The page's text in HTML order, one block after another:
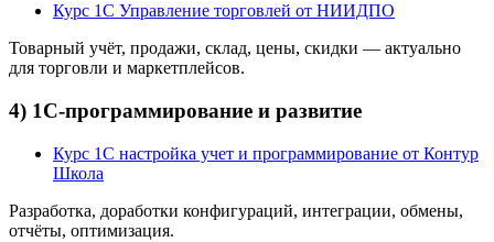
Курс 1С Управление торговлей от НИИДПО
Товарный учёт, продажи, склад, цены, скидки — актуально
для торговли и маркетплейсов.
4) 1С-программирование и развитие
Курс 1С настройка учет и программирование от Контур
Школа
Разработка, доработки конфигураций, интеграции, обмены,
отчёты, оптимизация.